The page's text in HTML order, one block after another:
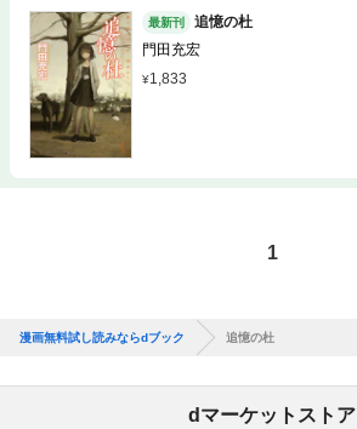
最新刊
追憶の杜
門田充宏
1,833
1
漫画無料試し読みならdブック 追憶の杜
dマーケットストア